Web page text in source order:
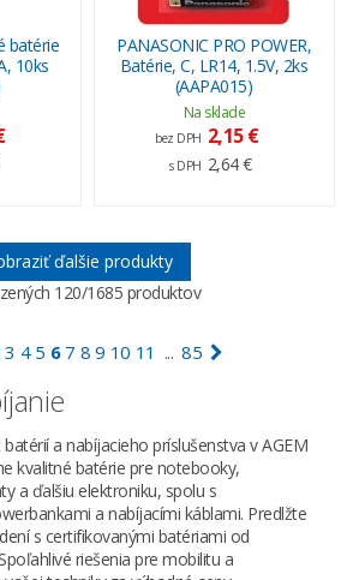
batérie
10ks
PANASONIC PRO POWER,
Batérie, C, LR14, 1.5V, 2ks
(AAPA015)
Na sklade
bez DPH 2,15 €
s DPH 2,64 €
ďalšie produkty
120/1685 produktov
3 4 5 6 7 8 9 10 11 ... 85
a nabíjacieho príslušenstva v AGEM
kvalitné batérie pre notebooky,
a ďalšiu elektroniku, spolu s
a nabíjacími káblami. Predlžte
s certifikovanými batériami od
riešenia pre mobilitu a